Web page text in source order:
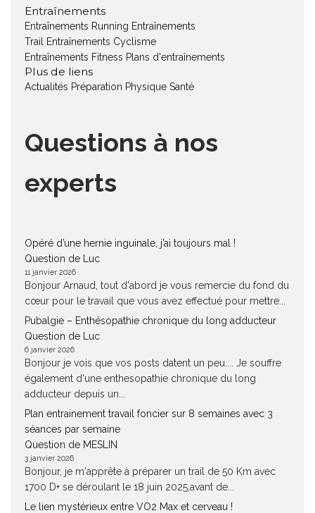
Entraînements
Entraînements Running Entraînements
Trail
Entraînements Cyclisme
Entraînements Fitness Plans d'entraînements
Plus de liens
Actualités Préparation Physique Santé
Questions à nos
experts
Opéré d’une hernie inguinale, j’ai toujours mal !
Question de Luc
11 janvier 2026
Bonjour Arnaud, tout d'abord je vous remercie du fond du
cœur pour le travail que vous avez effectué pour mettre...
Pubalgie – Enthésopathie chronique du long adducteur
Question de Luc
6 janvier 2026
Bonjour je vois que vos posts datent un peu.... Je souffre
également d'une enthesopathie chronique du long
adducteur depuis un...
Plan entrainement travail foncier sur 8 semaines avec 3
séances par semaine
Question de MESLIN
3 janvier 2026
Bonjour, je m'apprête à préparer un trail de 50 Km avec
1700 D+ se déroulant le 18 juin 2025,avant de...
Le lien mystérieux entre VO2 Max et cerveau !